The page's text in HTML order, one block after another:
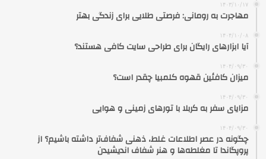
۱۴۰۳/۱۰/۱۷
مهاجرت به رومانی: فرصتی طلایی برای زندگی بهتر
۱۴۰۴/۱۰/۰۸
آیا ابزارهای رایگان برای طراحی سایت کافی هستند؟
۱۴۰۴/۰۹/۳۰
میزان کافئین قهوه کلمبیا چقدر است؟
۱۴۰۴/۰۹/۳۰
مزایای سفر به کربلا با تورهای زمینی و هوایی
۱۴۰۴/۰۹/۳۰
چگونه در عصر اطلاعات غلط، ذهنی شفاف‌تر داشته باشیم؟ از
پروپگاندا تا مغلطه‌ها و هنر شفاف اندیشیدن